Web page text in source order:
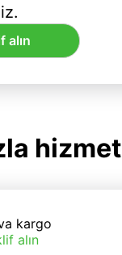
alın
hizmet
kargo
alın